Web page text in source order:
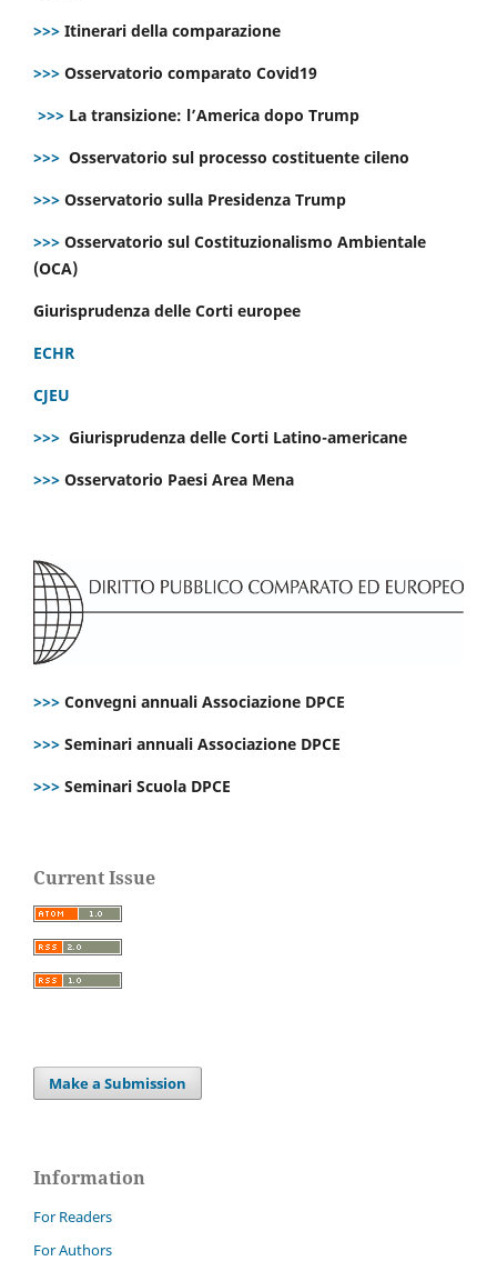
>>> Itinerari della comparazione
>>> Osservatorio comparato Covid19
>>> La transizione: l’America dopo Trump
>>> Osservatorio sul processo costituente cileno
>>> Osservatorio sulla Presidenza Trump
>>> Osservatorio sul Costituzionalismo Ambientale
(OCA)
Giurisprudenza delle Corti europee
ECHR
CJEU
>>> Giurisprudenza delle Corti Latino-americane
>>> Osservatorio Paesi Area Mena
>>> Convegni annuali Associazione DPCE
>>> Seminari annuali Associazione DPCE
>>> Seminari Scuola DPCE
Current Issue
Make a Submission
Information
For Readers
For Authors